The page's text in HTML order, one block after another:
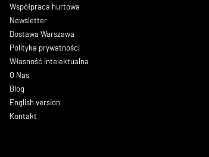
Współpraca hurtowa
Newsletter
Dostawa Warszawa
Polityka prywatności
Własność intelektualna
O Nas
Blog
English version
Kontakt